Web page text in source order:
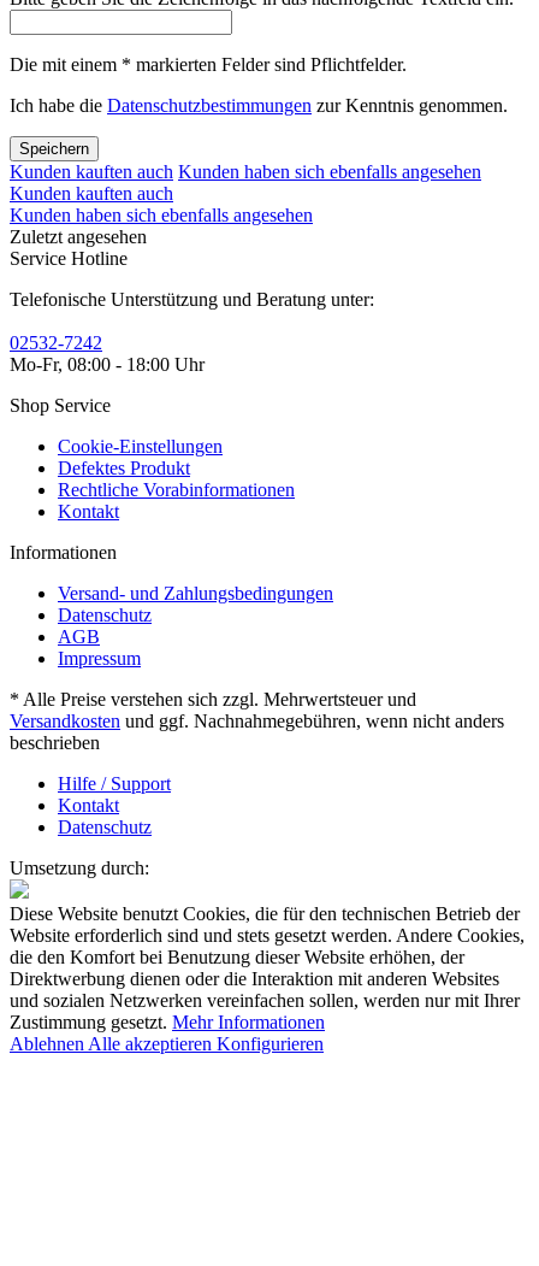
Die mit einem * markierten Felder sind Pflichtfelder.
Ich habe die Datenschutzbestimmungen zur Kenntnis genommen.
Speichern
Kunden kauften auch Kunden haben sich ebenfalls angesehen
Kunden kauften auch
Kunden haben sich ebenfalls angesehen
Zuletzt angesehen
Service Hotline
Telefonische Unterstützung und Beratung unter:
02532-7242
Mo-Fr, 08:00 - 18:00 Uhr
Shop Service
Cookie-Einstellungen
Defektes Produkt
Rechtliche Vorabinformationen
Kontakt
Informationen
Versand- und Zahlungsbedingungen
Datenschutz
AGB
Impressum
* Alle Preise verstehen sich zzgl. Mehrwertsteuer und
Versandkosten und ggf. Nachnahmegebühren, wenn nicht anders
beschrieben
Hilfe / Support
Kontakt
Datenschutz
Umsetzung durch:
Diese Website benutzt Cookies, die für den technischen Betrieb der
Website erforderlich sind und stets gesetzt werden. Andere Cookies,
die den Komfort bei Benutzung dieser Website erhöhen, der
Direktwerbung dienen oder die Interaktion mit anderen Websites
und sozialen Netzwerken vereinfachen sollen, werden nur mit Ihrer
Zustimmung gesetzt. Mehr Informationen
Ablehnen Alle akzeptieren Konfigurieren